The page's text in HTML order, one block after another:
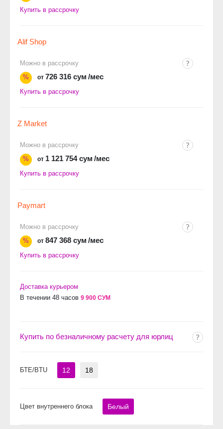
Купить в рассрочку
Alif Shop
Можно в рассрочку
%
от 726 316 сум /мес
Купить в рассрочку
Z Market
Можно в рассрочку
%
от 1 121 754 сум /мес
Купить в рассрочку
Paymart
Можно в рассрочку
%
от 847 368 сум /мес
Купить в рассрочку
Доставка курьером
В течении 48 часов 9 900 СУМ
Купить по безналичному расчету для юрлиц
БТЕ/BTU 12 18
Цвет внутреннего блока Белый